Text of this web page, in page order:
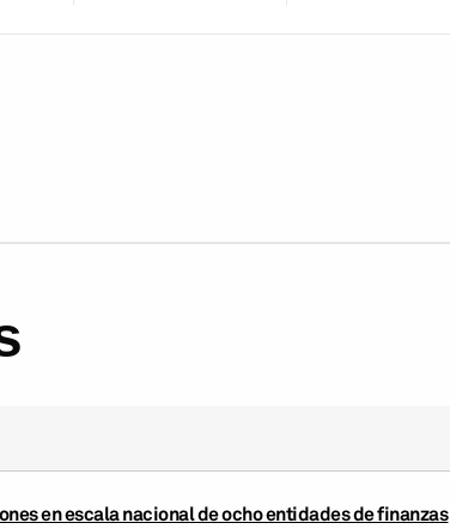
en escala nacional de ocho entidades de finanzas